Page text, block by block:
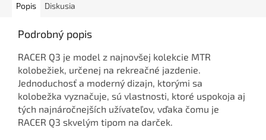
Popis Diskusia
Podrobný popis
RACER Q3 je model z najnovšej kolekcie MTR
kolobežiek, určenej na rekreačné jazdenie.
Jednoduchosť a moderný dizajn, ktorými sa
kolobežka vyznačuje, sú vlastnosti, ktoré uspokoja aj
tých najnáročnejších užívateľov, vďaka čomu je
RACER Q3 skvelým tipom na darček.